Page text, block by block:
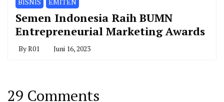
Semen Indonesia Raih BUMN
Entrepreneurial Marketing Awards
ByR01 Juni 16, 2023
29 Comments